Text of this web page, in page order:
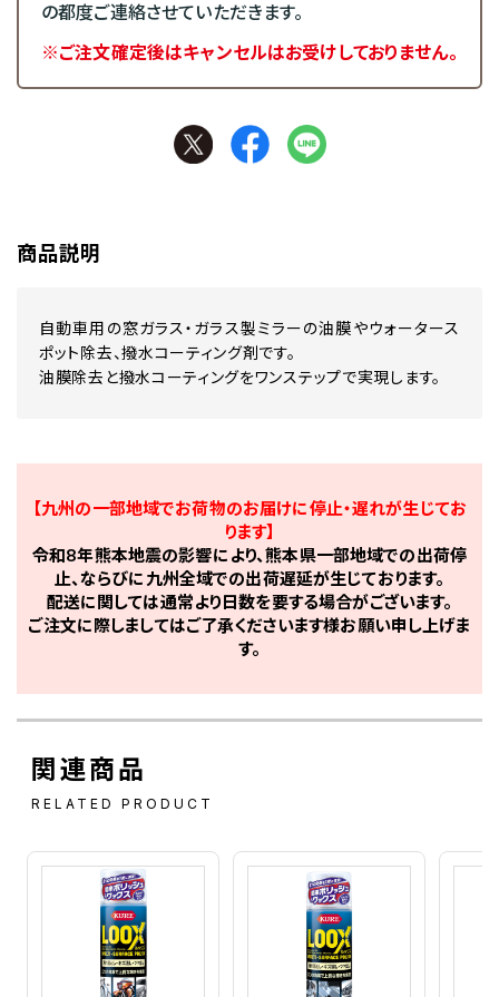
の都度ご連絡させていただきます。
※ご注文確定後はキャンセルはお受けしておりません。
商品説明
自動車用の窓ガラス・ガラス製ミラーの油膜やウォータース
ポット除去、撥水コーティング剤です。
油膜除去と撥水コーティングをワンステップで実現します。
【九州の一部地域でお荷物のお届けに停止・遅れが生じてお
ります】
令和8年熊本地震の影響により、熊本県一部地域での出荷停
止、ならびに九州全域での出荷遅延が生じております。
配送に関しては通常より日数を要する場合がございます。
ご注文に際しましてはご了承くださいます様お願い申し上げま
す。
関連商品
RELATED PRODUCT